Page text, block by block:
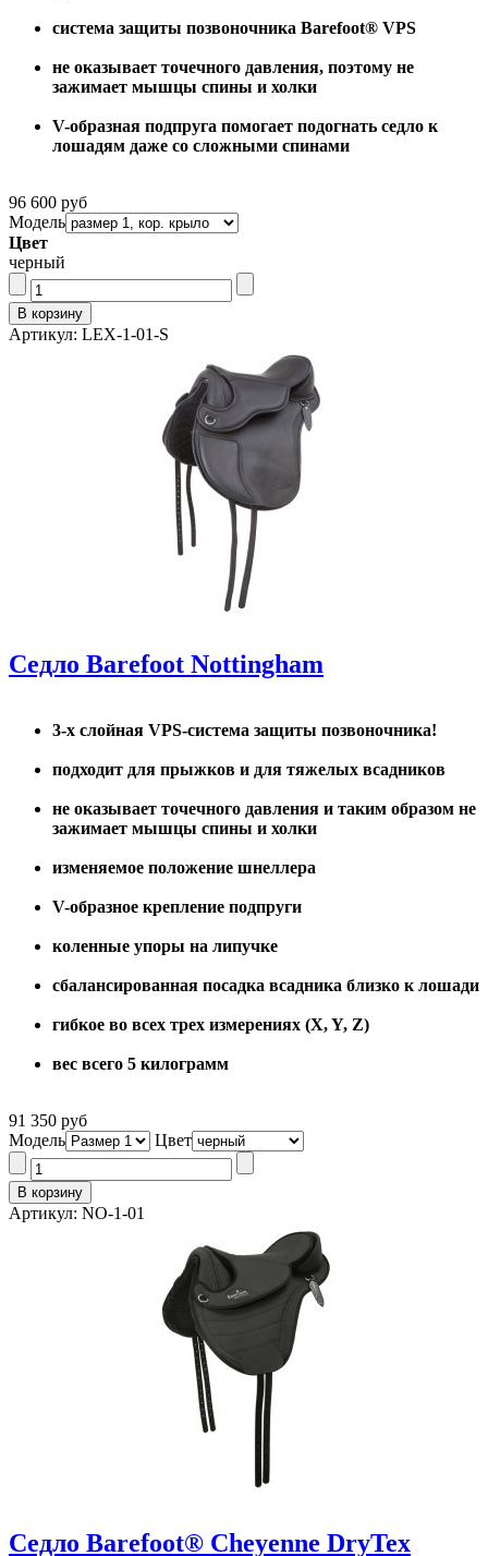
система защиты позвоночника Barefoot® VPS
не оказывает точечного давления, поэтому не
зажимает мышцы спины и холки
V-образная подпруга помогает подогнать седло к
лошадям даже со сложными спинами
96 600 руб
Модель
Цвет
черный
Артикул: LEX-1-01-S
Седло Barefoot Nottingham
3-х слойная VPS-cистема защиты позвоночника!
подходит для прыжков и для тяжелых всадников
не оказывает точечного давления и таким образом не
зажимает мышцы спины и холки
изменяемое положение шнеллера
V-образное крепление подпруги
коленные упоры на липучке
сбалансированная посадка всадника близко к лошади
гибкое во всех трех измерениях (X, Y, Z)
вес всего 5 килограмм
91 350 руб
Модель
Цвет
Артикул: NO-1-01
Седло Barefoot® Cheyenne DryTex